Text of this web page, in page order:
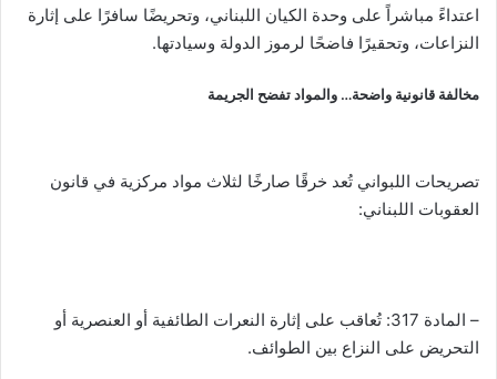
اعتداءً مباشراً على وحدة الكيان اللبناني، وتحريضًا سافرًا على إثارة
النزاعات، وتحقيرًا فاضحًا لرموز الدولة وسيادتها.
مخالفة قانونية واضحة… والمواد تفضح الجريمة
تصريحات اللبواني تُعد خرقًا صارخًا لثلاث مواد مركزية في قانون
العقوبات اللبناني:
– المادة 317: تُعاقب على إثارة النعرات الطائفية أو العنصرية أو
التحريض على النزاع بين الطوائف.